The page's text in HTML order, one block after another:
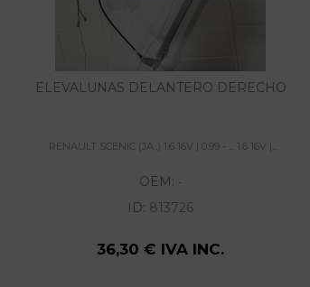
ELEVALUNAS DELANTERO DERECHO
RENAULT SCENIC (JA..) 1.6 16V | 0.99 - ... 1.6 16V |...
OEM: -
ID: 813726
36,30 € IVA INC.